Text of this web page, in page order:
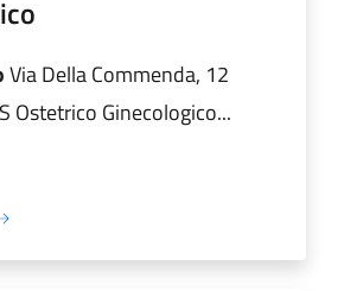
Via Della Commenda, 12
Ostetrico Ginecologico...